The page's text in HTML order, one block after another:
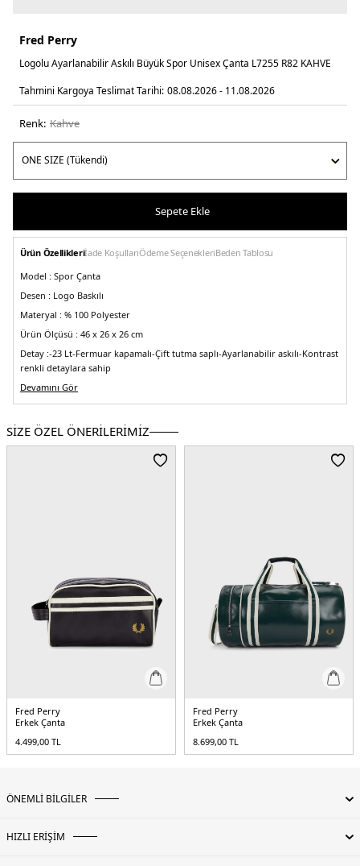
Fred Perry
Logolu Ayarlanabilir Askılı Büyük Spor Unisex Çanta L7255 R82 KAHVE
Tahmini Kargoya Teslimat Tarihi: 08.08.2026 - 11.08.2026
Renk: kahve
Sepete Ekle
Ürün Özellikleriİade KoşullarıÖdeme SeçenekleriBeden Tablosu
Model : Spor Çanta
Desen : Logo Baskılı
Materyal : % 100 Polyester
Ürün Ölçüsü : 46 x 26 x 26 cm
Detay :-23 Lt-Fermuar kapamalı-Çift tutma saplı-Ayarlanabilir askılı-Kontrast
renkli detaylara sahip
Üretim Yeri :Vietnam
5DE0L7255R82.03
Devamını Gör
SİZE ÖZEL ÖNERİLERİMİZ
Fred Perry
Erkek Çanta
4.499,00 TL
Fred Perry
Erkek Çanta
8.699,00 TL
ÖNEMLİ BİLGİLER
HIZLI ERİŞİM